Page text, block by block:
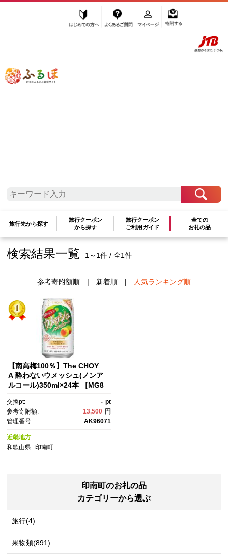
ふるぽ JTBのふるさと納税サイト
旅行先から探す
旅行クーポン
から探す
旅行クーポン
ご利用ガイド
全ての
お礼の品
検索結果一覧 1～1件 / 全1件
参考寄附額順| 新着順| 人気ランキング順
【南高梅100％】The CHOY
A 酔わないウメッシュ(ノンア
ルコール)350ml×24本 ［MG8
交換pt: - pt
参考寄附額:
13,500 円
管理番号:
AK96071
近畿地方
和歌山県
印南町
印南町のお礼の品
カテゴリーから選ぶ
旅行(4)
果物類(891)